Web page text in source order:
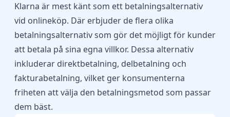
Klarna är mest känt som ett betalningsalternativ
vid onlineköp. Där erbjuder de flera olika
betalningsalternativ som gör det möjligt för kunder
att betala på sina egna villkor. Dessa alternativ
inkluderar direktbetalning, delbetalning och
fakturabetalning, vilket ger konsumenterna
friheten att välja den betalningsmetod som passar
dem bäst.